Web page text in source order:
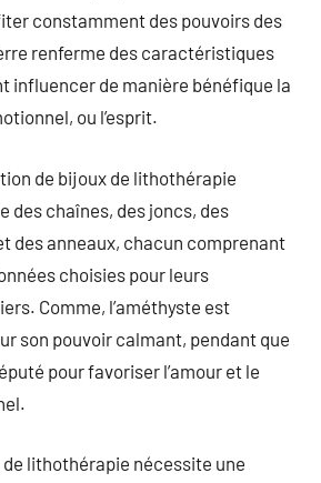
constamment des pouvoirs des
renferme des caractéristiques
influencer de manière bénéfique la
ou l’esprit.
de bijoux de lithothérapie
des chaînes, des joncs, des
des anneaux, chacun comprenant
choisies pour leurs
Comme, l’améthyste est
son pouvoir calmant, pendant que
pour favoriser l’amour et le
de lithothérapie nécessite une